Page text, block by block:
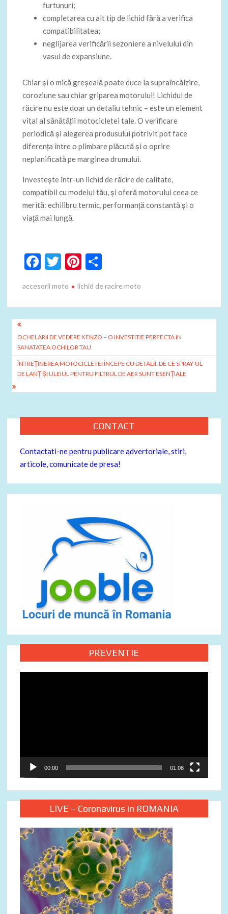
furtunuri;
completarea cu alt tip de lichid fără a verifica
compatibilitatea;
neglijarea verificării sezoniere a nivelului din
vasul de expansiune.
Chiar și o mică greșeală poate duce la supraîncălzire,
coroziune sau chiar griparea motorului! Lichidul de
răcire nu este doar un detaliu tehnic – este un element
vital al sănătății motocicletei tale. O verificare
periodică și alegerea produsului potrivit pot face
diferența între o plimbare plăcută și o oprire
neplanificată pe marginea drumului.
Investește într-un lichid de răcire de calitate,
compatibil cu modelul tău, și oferă motorului ceea ce
merită: echilibru termic, performanță constantă și o
viață mai lungă.
F
e
b
o
k
T
itt
er
Pi
er
es
ta
je
ă
accesorii moto lichid de racire moto
Navigare
în
articole
OCHELARII DE VEDERE KENZO – O INVESTITIE PERFECTA IN
SANATATEA OCHILOR TAU
ÎNTREȚINEREA MOTOCICLETEI ÎNCEPE CU DETALII: DE CE SPRAY-UL
DE LANȚ ȘI ULEIUL PENTRU FILTRUL DE AER SUNT ESENȚIALE
CONTACT
Contactati-ne pentru publicare advertoriale, stiri,
articole, comunicate de presa!
PREVENTIE
00:00 01:08
LIVE – Coronavirus in ROMANIA